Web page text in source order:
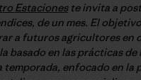
Estacioneste invita a
de un mes. El
a futuros agricultores en
basado en las prácticas
temporada, enfocado en la